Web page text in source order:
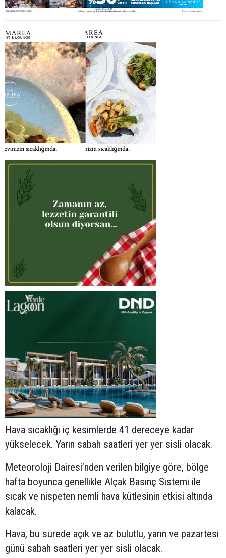
Hava sıcaklığı iç kesimlerde 41 dereceye kadar
yükselecek. Yarın sabah saatleri yer yer sisli olacak.
Meteoroloji Dairesi’nden verilen bilgiye göre, bölge
hafta boyunca genellikle Alçak Basınç Sistemi ile
sıcak ve nispeten nemli hava kütlesinin etkisi altında
kalacak.
Hava, bu sürede açık ve az bulutlu, yarın ve pazartesi
günü sabah saatleri yer yer sisli olacak.